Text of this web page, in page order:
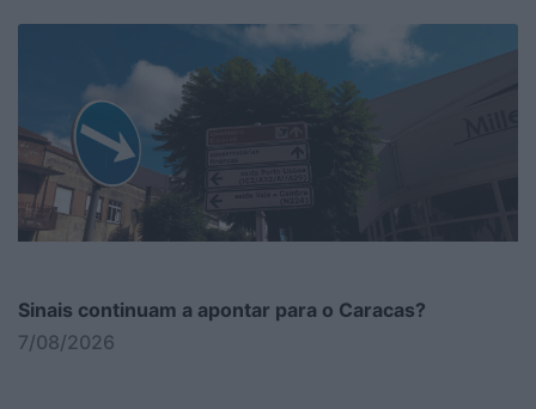
Sinais continuam a apontar para o Caracas?
7/08/2026